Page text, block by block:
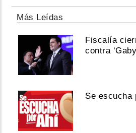
Más Leídas
Fiscalía
contra
Se escucha